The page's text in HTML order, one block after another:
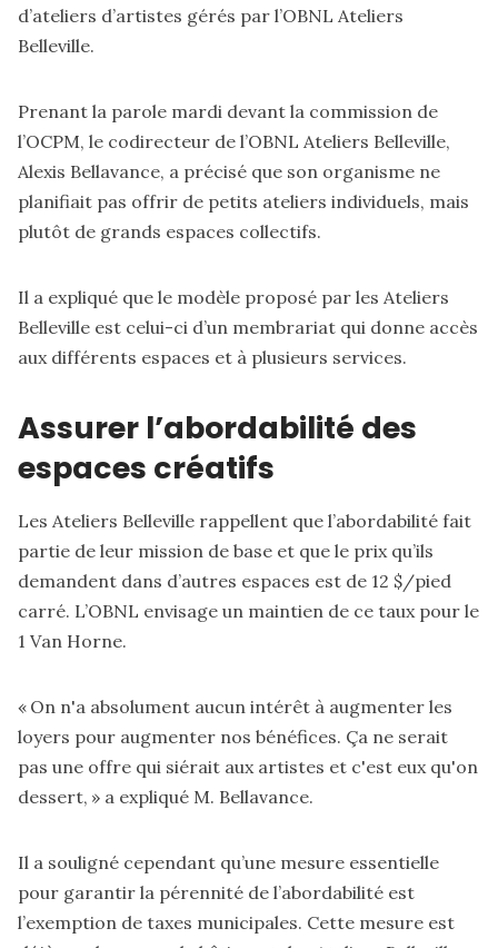
d’ateliers d’artistes gérés par l’OBNL Ateliers
Belleville.
Prenant la parole mardi devant la commission de
l’OCPM, le codirecteur de l’OBNL Ateliers Belleville,
Alexis Bellavance, a précisé que son organisme ne
planifiait pas offrir de petits ateliers individuels, mais
plutôt de grands espaces collectifs.
Il a expliqué que le modèle proposé par les Ateliers
Belleville est celui-ci d’un membrariat qui donne accès
aux différents espaces et à plusieurs services.
Assurer l’abordabilité des
espaces créatifs
Les Ateliers Belleville rappellent que l’abordabilité fait
partie de leur mission de base et que le prix qu’ils
demandent dans d’autres espaces est de 12 $/pied
carré. L’OBNL envisage un maintien de ce taux pour le
1 Van Horne.
« On n'a absolument aucun intérêt à augmenter les
loyers pour augmenter nos bénéfices. Ça ne serait
pas une offre qui siérait aux artistes et c'est eux qu'on
dessert, » a expliqué M. Bellavance.
Il a souligné cependant qu’une mesure essentielle
pour garantir la pérennité de l’abordabilité est
l’exemption de taxes municipales. Cette mesure est